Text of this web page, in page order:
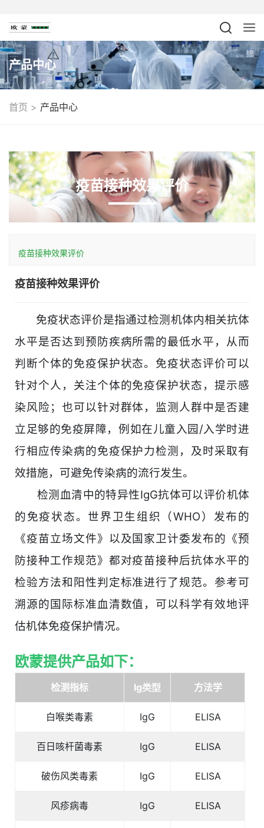
产品中心
首页 > 产品中心
疫苗接种效果评价
疫苗接种效果评价
疫苗接种效果评价
免疫状态评价是指通过检测机体内相关抗体
水平是否达到预防疾病所需的最低水平，从而
判断个体的免疫保护状态。免疫状态评价可以
针对个人，关注个体的免疫保护状态，提示感
染风险；也可以针对群体，监测人群中是否建
立足够的免疫屏障，例如在儿童入园/入学时进
行相应传染病的免疫保护力检测，及时采取有
效措施，可避免传染病的流行发生。
检测血清中的特异性IgG抗体可以评价机体
的免疫状态。世界卫生组织（WHO）发布的
《疫苗立场文件》以及国家卫计委发布的《预
防接种工作规范》都对疫苗接种后抗体水平的
检验方法和阳性判定标准进行了规范。参考可
溯源的国际标准血清数值，可以科学有效地评
估机体免疫保护情况。
欧蒙提供产品如下：
检测指标 Ig类型 方法学
白喉类毒素 IgG ELISA
百日咳杆菌毒素 IgG ELISA
破伤风类毒素 IgG ELISA
风疹病毒 IgG ELISA